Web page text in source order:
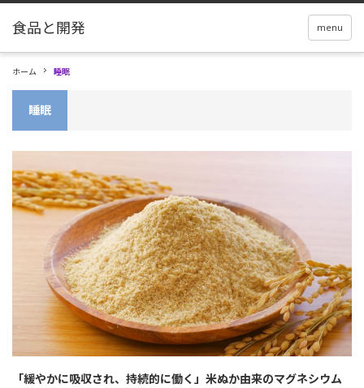
menu
ホーム 睡眠
睡眠
「緩やかに吸収され、持続的に働く」米ぬか由来のマグネシウム